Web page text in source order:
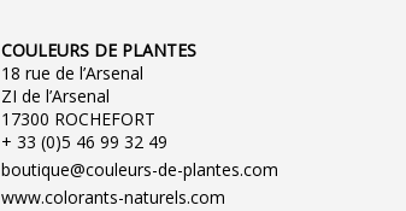
COULEURS DE PLANTES
18 rue de l’Arsenal
ZI de l’Arsenal
17300 ROCHEFORT
+ 33 (0)5 46 99 32 49
boutique@couleurs-de-plantes.com
www.colorants-naturels.com